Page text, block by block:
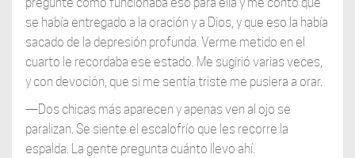
pregunté cómo funcionaba eso para ella y me contó que
se había entregado a la oración y a Dios, y que eso la había
sacado de la depresión profunda. Verme metido en el
cuarto le recordaba ese estado. Me sugirió varias veces,
y con devoción, que si me sentía triste me pusiera a orar.
—Dos chicas más aparecen y apenas ven al ojo se
paralizan. Se siente el escalofrío que les recorre la
espalda. La gente pregunta cuánto llevo ahí.